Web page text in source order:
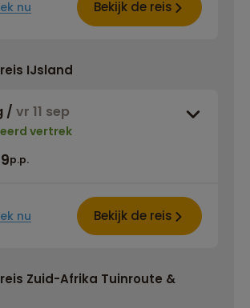
nu Bekijk de reis
IJsland
/ vr 11 sep
vertrek
p.p.
nu Bekijk de reis
Zuid-Afrika Tuinroute &